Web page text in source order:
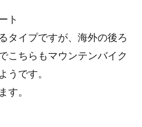
ト
タイプですが、海外の後ろ
こちらもマウンテンバイク
うです。
す。